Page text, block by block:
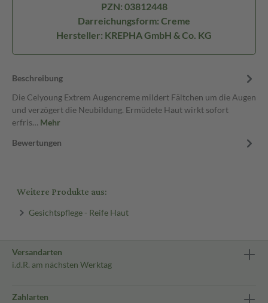
PZN: 03812448
Darreichungsform: Creme
Hersteller: KREPHA GmbH & Co. KG
Beschreibung
Die Celyoung Extrem Augencreme mildert Fältchen um die Augen
und verzögert die Neubildung. Ermüdete Haut wirkt sofort
erfris… Mehr
Bewertungen
Weitere Produkte aus:
Gesichtspflege - Reife Haut
Versandarten
i.d.R. am nächsten Werktag
Zahlarten